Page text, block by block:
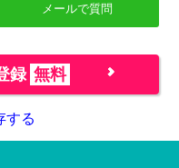
メールで質問
録 無料
する